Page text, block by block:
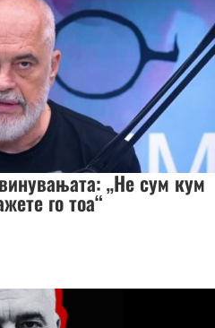
„Не сум кум
го тоа“